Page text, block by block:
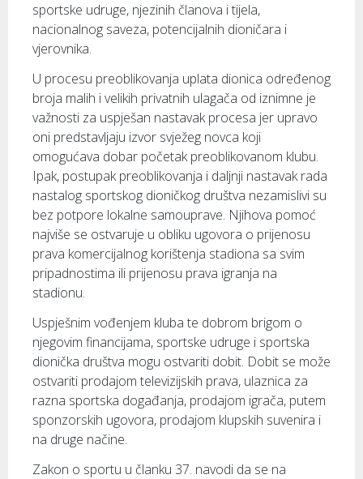
sportske udruge, njezinih članova i tijela,
nacionalnog saveza, potencijalnih dioničara i
vjerovnika.
U procesu preoblikovanja uplata dionica određenog
broja malih i velikih privatnih ulagača od iznimne je
važnosti za uspješan nastavak procesa jer upravo
oni predstavljaju izvor svježeg novca koji
omogućava dobar početak preoblikovanom klubu.
Ipak, postupak preoblikovanja i daljnji nastavak rada
nastalog sportskog dioničkog društva nezamislivi su
bez potpore lokalne samouprave. Njihova pomoć
najviše se ostvaruje u obliku ugovora o prijenosu
prava komercijalnog korištenja stadiona sa svim
pripadnostima ili prijenosu prava igranja na
stadionu.
Uspješnim vođenjem kluba te dobrom brigom o
njegovim financijama, sportske udruge i sportska
dionička društva mogu ostvariti dobit. Dobit se može
ostvariti prodajom televizijskih prava, ulaznica za
razna sportska događanja, prodajom igrača, putem
sponzorskih ugovora, prodajom klupskih suvenira i
na druge načine.
Zakon o sportu u članku 37. navodi da se na